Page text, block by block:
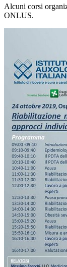
Alcuni corsi
ONLUS.